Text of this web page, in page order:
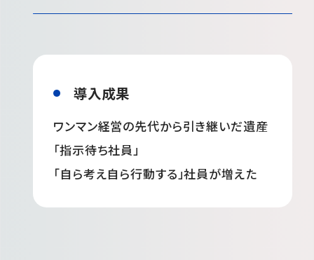
導入成果
ワンマン経営の先代から引き継いだ遺産
「指示待ち社員」
「自ら考え自ら行動する」社員が増えた